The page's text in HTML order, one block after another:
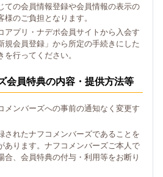
ての会員情報登録や会員情報の表示の
のご負担となります。
アプリ・ナデポ会員サイトから入会す
規会員登録」から所定の手続きにした
行ってください。
会員特典の内容・提供方法等
メンバーズへの事前の通知なく変更す
されたナフコメンバーズであることを
あります。ナフコメンバーズご本人で
合、会員特典の付与・利用等をお断り